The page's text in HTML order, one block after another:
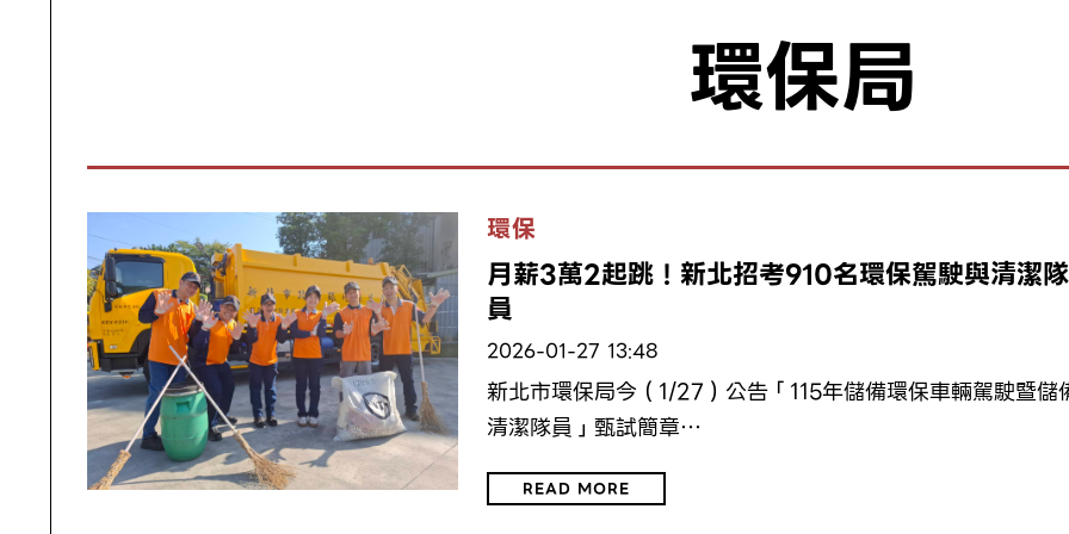
環保局
環保
月薪3萬2起跳！新北招考910名環保駕駛與清潔隊
員
2026-01-27 13:48
新北市環保局今（1/27）公告「115年儲備環保車輛駕駛暨儲
清潔隊員」甄試簡章…
READ MORE